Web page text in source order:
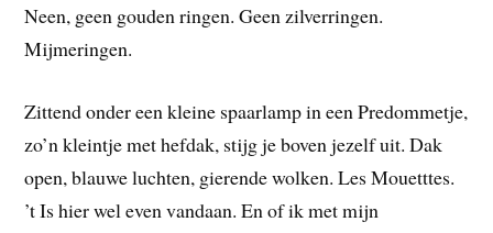
Neen, geen gouden ringen. Geen zilverringen.
Mijmeringen.
Zittend onder een kleine spaarlamp in een Predommetje,
zo’n kleintje met hefdak, stijg je boven jezelf uit. Dak
open, blauwe luchten, gierende wolken. Les Mouetttes.
’t Is hier wel even vandaan. En of ik met mijn